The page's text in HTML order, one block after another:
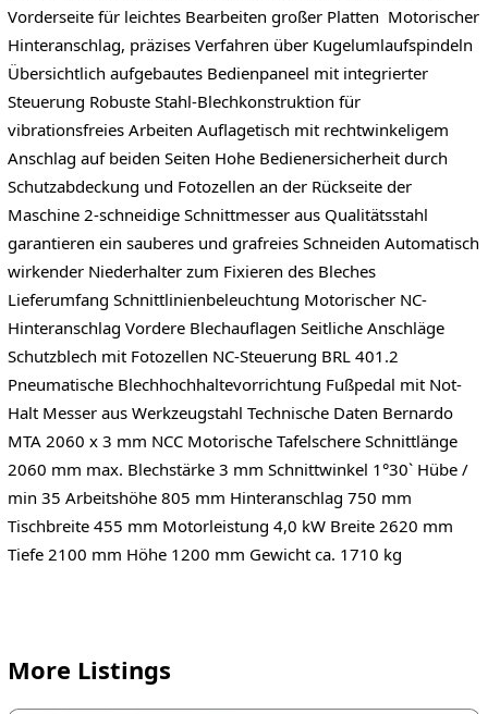
Vorderseite für leichtes Bearbeiten großer Platten Motorischer
Hinteranschlag, präzises Verfahren über Kugelumlaufspindeln
Übersichtlich aufgebautes Bedienpaneel mit integrierter
Steuerung Robuste Stahl-Blechkonstruktion für
vibrationsfreies Arbeiten Auflagetisch mit rechtwinkeligem
Anschlag auf beiden Seiten Hohe Bedienersicherheit durch
Schutzabdeckung und Fotozellen an der Rückseite der
Maschine 2-schneidige Schnittmesser aus Qualitätsstahl
garantieren ein sauberes und grafreies Schneiden Automatisch
wirkender Niederhalter zum Fixieren des Bleches
Lieferumfang Schnittlinienbeleuchtung Motorischer NC-
Hinteranschlag Vordere Blechauflagen Seitliche Anschläge
Schutzblech mit Fotozellen NC-Steuerung BRL 401.2
Pneumatische Blechhochhaltevorrichtung Fußpedal mit Not-
Halt Messer aus Werkzeugstahl Technische Daten Bernardo
MTA 2060 x 3 mm NCC Motorische Tafelschere Schnittlänge
2060 mm max. Blechstärke 3 mm Schnittwinkel 1°30` Hübe /
min 35 Arbeitshöhe 805 mm Hinteranschlag 750 mm
Tischbreite 455 mm Motorleistung 4,0 kW Breite 2620 mm
Tiefe 2100 mm Höhe 1200 mm Gewicht ca. 1710 kg
More Listings